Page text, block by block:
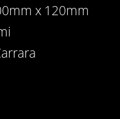
x 120mm